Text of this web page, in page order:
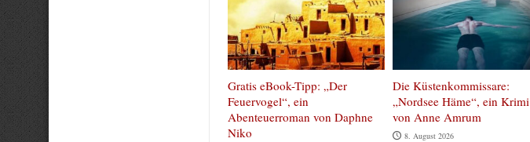
Gratis eBook-Tipp: „Der
Feuervogel“, ein
Abenteuerroman von Daphne
Niko
Die Küstenkommissare:
„Nordsee Häme“, ein Krimi
von Anne Amrum
8. August 2026